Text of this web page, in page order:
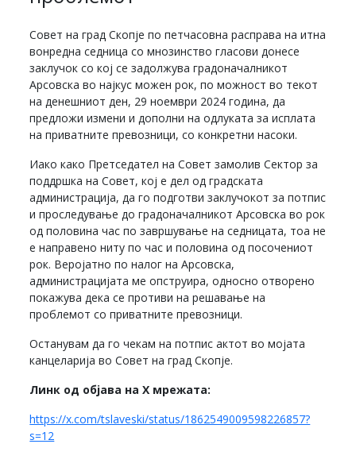
Совет на град Скопје по петчасовна расправа на итна
вонредна седница со мнозинство гласови донесе
заклучок со кој се задолжува градоначалникот
Арсовска во најкус можен рок, по можност во текот
на денешниот ден, 29 ноември 2024 година, да
предложи измени и дополни на одлуката за исплата
на приватните превозници, со конкретни насоки.
Иако како Претседател на Совет замолив Сектор за
поддршка на Совет, кој е дел од градската
администрација, да го подготви заклучокот за потпис
и проследување до градоначалникот Арсовска во рок
од половина час по завршување на седницата, тоа не
е направено ниту по час и половина од посочениот
рок. Веројатно по налог на Арсовска,
администрацијата ме опструира, односно отворено
покажува дека се противи на решавање на
проблемот со приватните превозници.
Останувам да го чекам на потпис актот во мојата
канцеларија во Совет на град Скопје.
Линк од објава на X мрежата:
https://x.com/tslaveski/status/1862549009598226857?
s=12